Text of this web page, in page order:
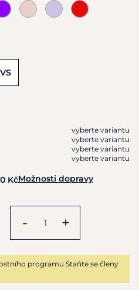
VS
vyberte variantu
vyberte variantu
vyberte variantu
vyberte variantu
KčMožnosti dopravy
- +
programu Staňte se členy